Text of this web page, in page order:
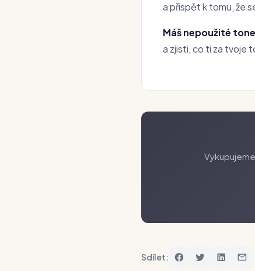
a přispět k tomu, že
Máš nepoužité
a zjisti, co ti za tvoje
Sdílet: